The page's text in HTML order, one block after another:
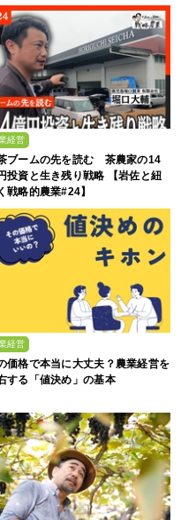
経営
ブームの先を読む 茶農家の14
投資と生き残り戦略 【岩佐と紐
戦略的農業#24】
経営
価格で本当に大丈夫？農業経営を
する「値決め」の基本